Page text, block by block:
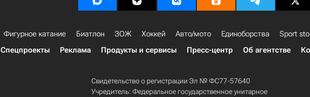
Фигурное катание Биатлон ЗОЖ Хоккей Авто/мото Единоборства Sport
Спецпроекты
Реклама Продукты и сервисы Пресс-центр Об агентстве
Свидетельство о регистрации Эл № ФС77-57640
Учредитель: Федеральное государственное унитарное